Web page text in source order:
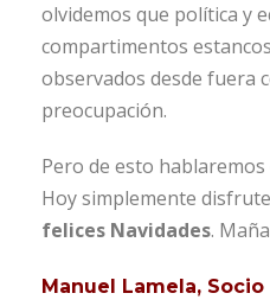
olvidemos que política y
compartimentos
observados desde fuera
preocupación.
Pero de esto
Hoy simplemente
felices Navidades.
Manuel Lamela,